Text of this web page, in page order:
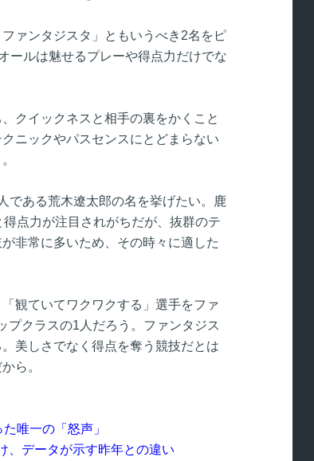
ァンタジスタ」ともいうべき2名をピ
ールは魅せるプレーや得点力だけでな
クイックネスと相手の裏をかくこと
ニックやパスセンスにとどまらない
である荒木遼太郎の名を挙げたい。鹿
点力が注目されがちだが、抜群のテ
非常に多いため、その時々に適した
観ていてワクワクする」選手をファ
プクラスの1人だろう。ファンタジス
美しさでなく得点を奪う競技だとは
ら。
唯一の「怒声」
、データが示す昨年との違い